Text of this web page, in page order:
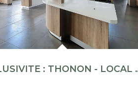
EXCLUSIVITE :